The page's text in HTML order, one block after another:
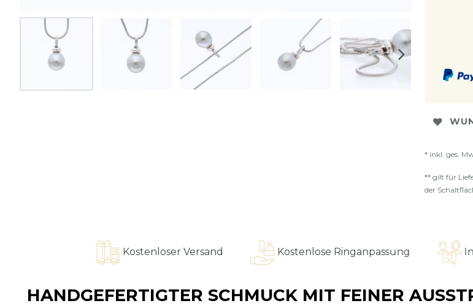
* inkl. ges.
** gilt für
der
Kostenloser Versand Kostenlose Ringanpassung
HANDGEFERTIGTER SCHMUCK MIT FEINER